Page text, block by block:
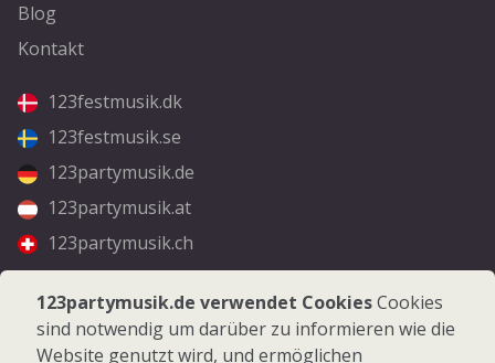
Blog
Kontakt
123festmusik.dk
123festmusik.se
123partymusik.de
123partymusik.at
123partymusik.ch
Folgen Sie uns
Facebook
123partymusik.de verwendet CookiesCookies
sind notwendig um darüber zu informieren wie die
Website genutzt wird, und ermöglichen